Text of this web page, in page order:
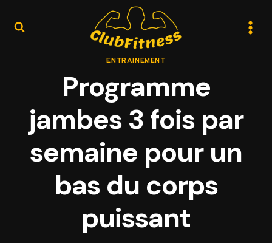
ENTRAINEMENT
Programme
jambes 3 fois par
semaine pour un
bas du corps
puissant